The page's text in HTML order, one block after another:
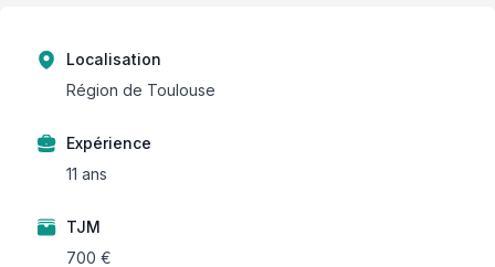
Localisation
Région de Toulouse
Expérience
11 ans
TJM
700 €